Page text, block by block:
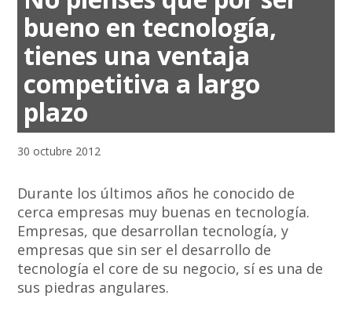
bueno en tecnología,
tienes una ventaja
competitiva a largo
plazo
30 octubre 2012
Durante los últimos años he conocido de
cerca empresas muy buenas en tecnología.
Empresas, que desarrollan tecnología, y
empresas que sin ser el desarrollo de
tecnología el core de su negocio, sí es una de
sus piedras angulares.